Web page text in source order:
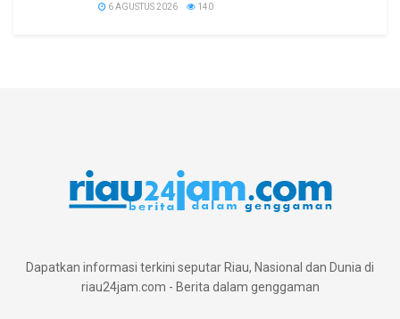
6 AGUSTUS 2026 140
Dapatkan informasi terkini seputar Riau, Nasional dan Dunia di
riau24jam.com - Berita dalam genggaman